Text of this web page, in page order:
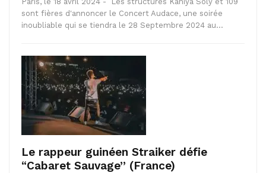
sont fières d'annoncer le Concert Audace, une soirée
inoubliable qui se tiendra le 28 Septembre 2024 au…
Le rappeur guinéen Straiker défie
“Cabaret Sauvage” (France)